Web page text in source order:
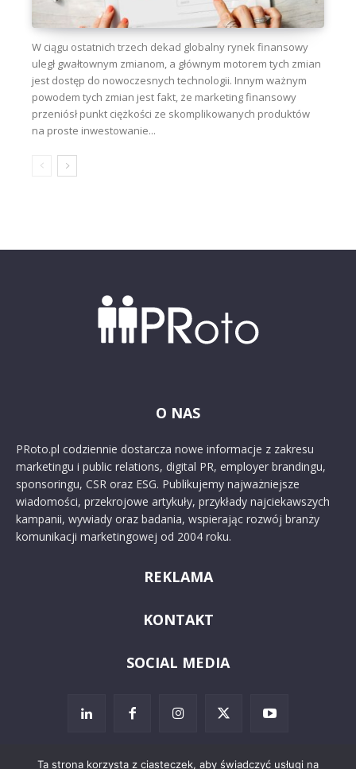
W ciągu ostatnich trzech dekad globalny rynek finansowy
uległ gwałtownym zmianom, a głównym motorem tych zmian
jest dostęp do nowoczesnych technologii. Innym ważnym
powodem tych zmian jest fakt, że marketing finansowy
przeniósł punkt ciężkości ze skomplikowanych produktów
na proste inwestowanie...
O NAS
PRoto.pl codziennie dostarcza nowe informacje z zakresu
marketingu i public relations, digital PR, employer brandingu,
sponsoringu, CSR oraz ESG. Publikujemy najważniejsze
wiadomości, przekrojowe artykuły, przykłady najciekawszych
kampanii, wywiady oraz badania, wspierając rozwój branży
komunikacji marketingowej od 2004 roku.
REKLAMA
KONTAKT
SOCIAL MEDIA
Ta strona korzysta z ciasteczek, aby świadczyć usługi na